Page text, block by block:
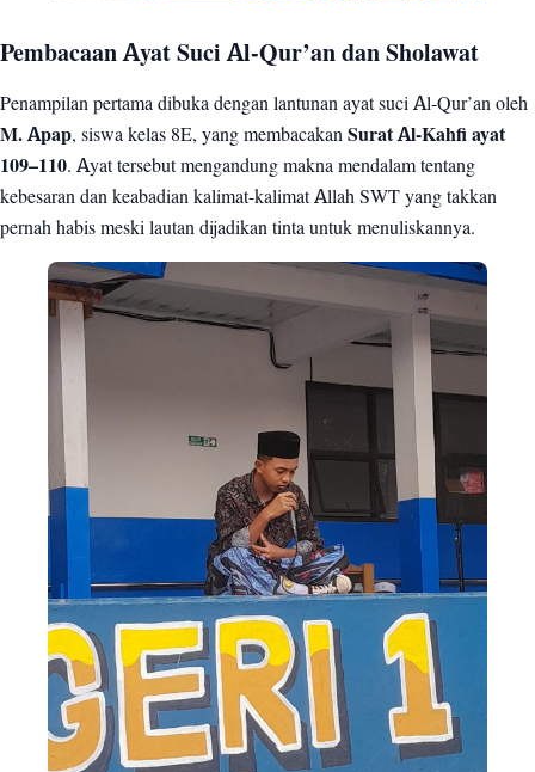
Pembacaan Ayat Suci Al-Qur’an dan Sholawat
Penampilan pertama dibuka dengan lantunan ayat suci Al-Qur’an oleh
M. Apap, siswa kelas 8E, yang membacakan Surat Al-Kahfi ayat
109–110. Ayat tersebut mengandung makna mendalam tentang
kebesaran dan keabadian kalimat-kalimat Allah SWT yang takkan
pernah habis meski lautan dijadikan tinta untuk menuliskannya.